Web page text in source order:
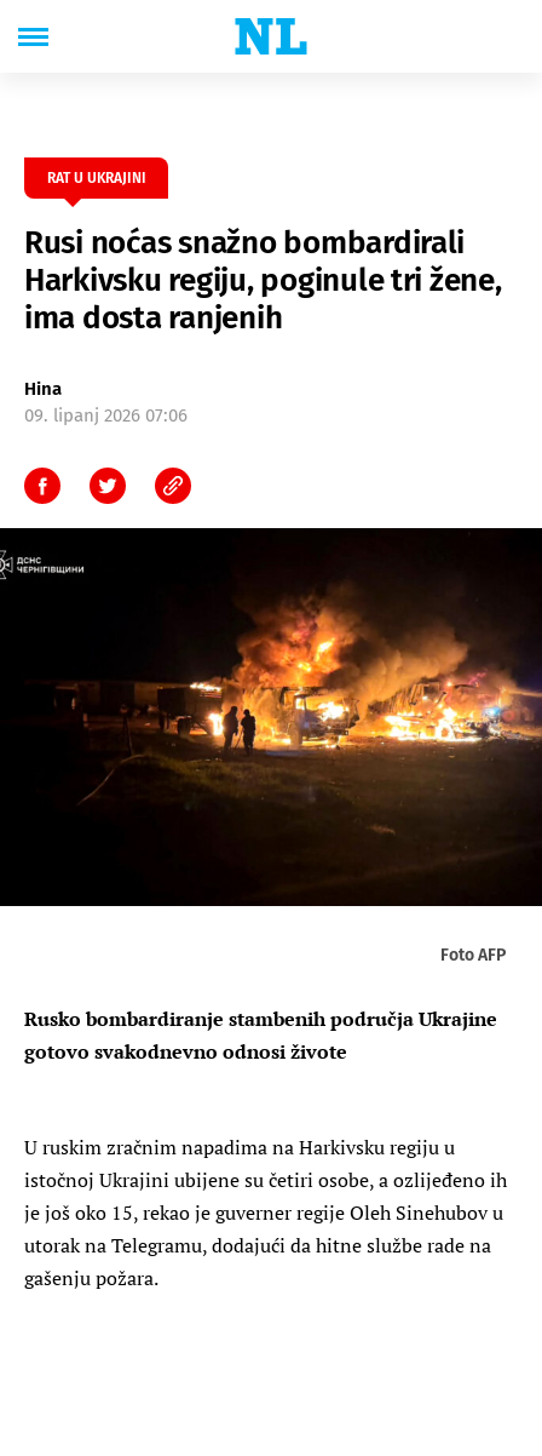
RAT U UKRAJINI
Rusi noćas snažno bombardirali
Harkivsku regiju, poginule tri žene,
ima dosta ranjenih
Hina
09. lipanj 2026 07:06
Foto AFP
Rusko bombardiranje stambenih područja Ukrajine
gotovo svakodnevno odnosi živote
U ruskim zračnim napadima na Harkivsku regiju u
istočnoj Ukrajini ubijene su četiri osobe, a ozlijeđeno ih
je još oko 15, rekao je guverner regije Oleh Sinehubov u
utorak na Telegramu, dodajući da hitne službe rade na
gašenju požara.